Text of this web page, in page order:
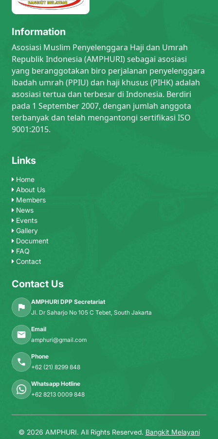
Information
Asosiasi Muslim Penyelenggara Haji dan Umrah
Republik Indonesia (AMPHURI) sebagai asosiasi
yang beranggotakan biro perjalanan penyelenggara
ibadah umrah (PPIU) dan haji khusus (PIHK) adalah
asosiasi tertua dan terbesar di Indonesia. Berdiri
pada 1 September 2007, dengan jumlah anggota
terbanyak dan telah mengantongi sertifikasi ISO
9001:2015.
Links
Home
About Us
Members
News
Events
Gallery
Document
FAQ
Contact
Contact Us
AMPHURI DPP Secretariat
Jl. Dr Saharjo No 105 C Tebet, South Jakarta
Email
amphuri@gmail.com
Phone
+62 (21) 8299 848
Whatsapp Hotline
+62 8213 0009 848
© 2026 AMPHURI. All Rights Reserved. Bangkit Melayani